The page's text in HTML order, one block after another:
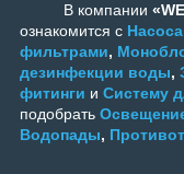
В компании
ознакомится с
фильтрами,
дезинфекции воды,
фитинги и Систему
подобрать
Водопады,